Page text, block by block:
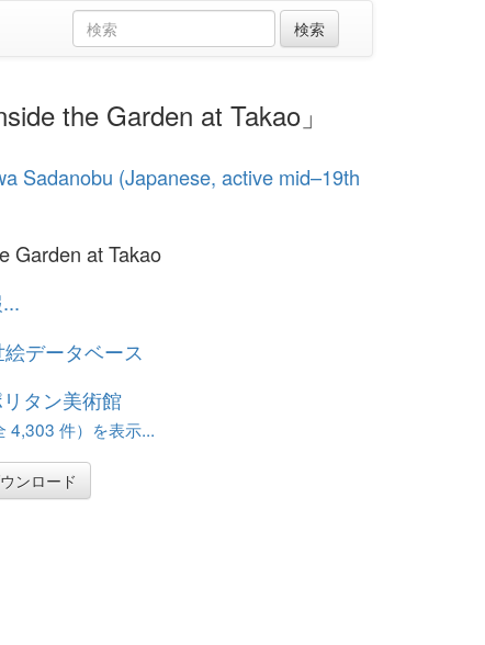
the Garden at Takao」
Sadanobu (Japanese, active mid–19th
Garden at Takao
データベース
タン美術館
4,303 件）を表示...
ンロード